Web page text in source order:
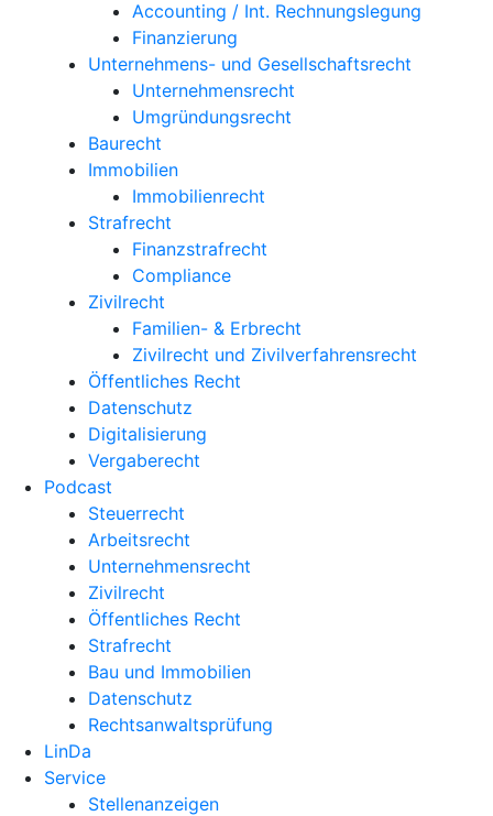
Accounting / Int. Rechnungslegung
Finanzierung
Unternehmens- und Gesellschaftsrecht
Unternehmensrecht
Umgründungsrecht
Baurecht
Immobilien
Immobilienrecht
Strafrecht
Finanzstrafrecht
Compliance
Zivilrecht
Familien- & Erbrecht
Zivilrecht und Zivilverfahrensrecht
Öffentliches Recht
Datenschutz
Digitalisierung
Vergaberecht
Podcast
Steuerrecht
Arbeitsrecht
Unternehmens­recht
Zivilrecht
Öffentliches Recht
Strafrecht
Bau und Immobilien
Datenschutz
Rechtsanwalts­prüfung
LinDa
Service
Stellenanzeigen